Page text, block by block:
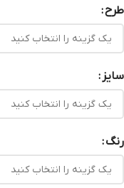
طرح
سایز
رنگ